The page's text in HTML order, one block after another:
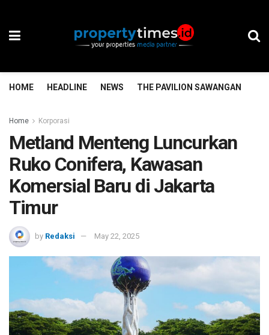
HOME HEADLINE NEWS THE PAVILION SAWANGAN
Home Korporasi
Metland Menteng Luncurkan
Ruko Conifera, Kawasan
Komersial Baru di Jakarta
Timur
by Redaksi May 22, 2025